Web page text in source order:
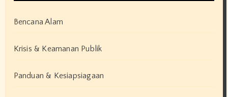
Bencana Alam
Krisis & Keamanan Publik
Panduan & Kesiapsiagaan